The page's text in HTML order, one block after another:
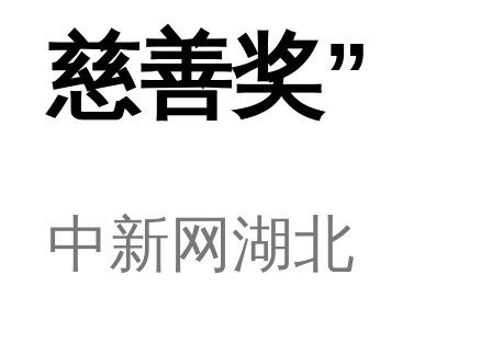
慈善奖”
中新网湖北